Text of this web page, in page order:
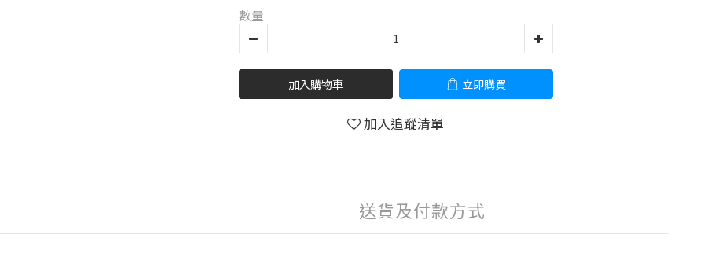
數量
加入購物車 立即購買
加入追蹤清單
送貨及付款方式